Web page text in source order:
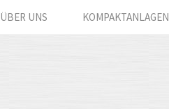
ÜBER UNS KOMPAKTANLAGEN